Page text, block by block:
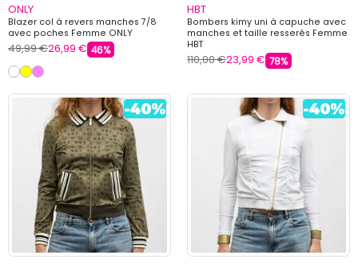
ONLY
Blazer col à revers manches 7/8
avec poches Femme ONLY
49,99 €26,99 € 46%
HBT
Bombers kimy uni à capuche avec
manches et taille resserés Femme
HBT
110,00 €23,99 € 78%